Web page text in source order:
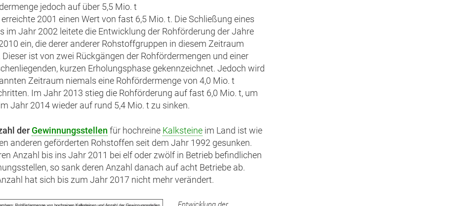
jedoch auf über 5,5 Mio. t
2001 einen Wert von fast 6,5 Mio. t. Die Schließung eines
im Jahr 2002 leitete die Entwicklung der Rohförderung der Jahre
ein, die derer anderer Rohstoffgruppen in diesem Zeitraum
Dieser ist von zwei Rückgängen der Rohfördermengen und einer
kurzen Erholungsphase gekennzeichnet. Jedoch wird
Zeitraum niemals eine Rohfördermenge von 4,0 Mio. t
Im Jahr 2013 stieg die Rohförderung auf fast 6,0 Mio. t, um
Jahr 2014 wieder auf rund 5,4 Mio. t zu sinken.
der Gewinnungsstellen für hochreine Kalksteine im Land ist wie
anderen geförderten Rohstoffen seit dem Jahr 1992 gesunken.
Anzahl bis ins Jahr 2011 bei elf oder zwölf in Betrieb befindlichen
so sank deren Anzahl danach auf acht Betriebe ab.
hat sich bis zum Jahr 2017 nicht mehr verändert.